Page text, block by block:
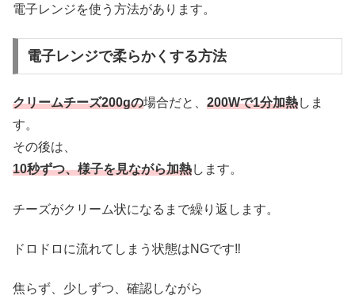
電子レンジを使う方法があります。
電子レンジで柔らかくする方法
クリームチーズ200gの場合だと、 200Wで1分加熱しま
す。
その後は、
10秒ずつ、様子を見ながら加熱します。
チーズがクリーム状になるまで繰り返します。
ドロドロに流れてしまう状態はNGです‼
焦らず、少しずつ、確認しながら